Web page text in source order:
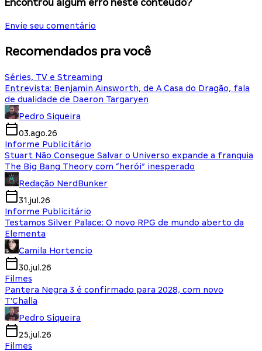
Encontrou algum erro neste conteúdo?
Envie seu comentário
Recomendados pra você
Séries, TV e Streaming
Entrevista: Benjamin Ainsworth, de A Casa do Dragão, fala
de dualidade de Daeron Targaryen
Pedro Siqueira
03.ago.26
Informe Publicitário
Stuart Não Consegue Salvar o Universo expande a franquia
The Big Bang Theory com “herói” inesperado
Redação NerdBunker
31.jul.26
Informe Publicitário
Testamos Silver Palace: O novo RPG de mundo aberto da
Elementa
Camila Hortencio
30.jul.26
Filmes
Pantera Negra 3 é confirmado para 2028, com novo
T'Challa
Pedro Siqueira
25.jul.26
Filmes